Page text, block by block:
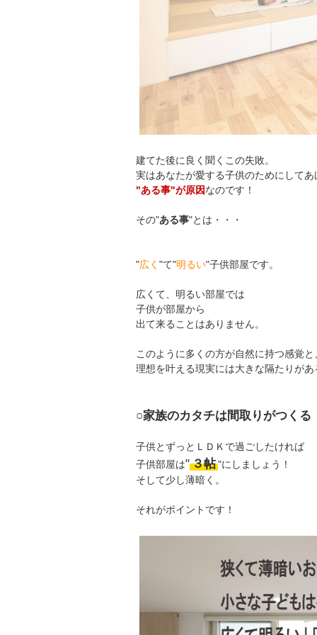
建てた後に良く聞くこの失敗。
実はあなたが愛する子供のためにしてあ
"ある事"が原因なのです！
その"ある事"とは・・・
"広く "て"明るい"子供部屋です。
広くて、明るい部屋では
子供が部屋から
出て来ることはありません。
このように多くの方が自然に持つ感覚と
理想を叶える現実には大きな隔たりが
○家族のカタチは間取りがつくる
子供とずっとＬＤＫで過ごしたければ
子供部屋は"３帖"にしましょう！
そして少し薄暗く。
それがポイントです！